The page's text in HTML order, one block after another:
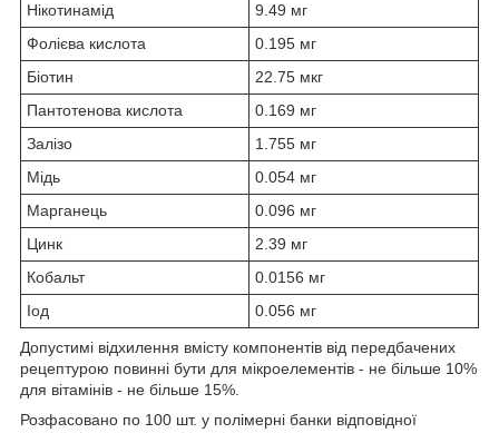
Нікотинамід
9.49 мг
Фолієва кислота
0.195 мг
Біотин
22.75 мкг
Пантотенова кислота
0.169 мг
Залізо
1.755 мг
Мідь
0.054 мг
Марганець
0.096 мг
Цинк
2.39 мг
Кобальт
0.0156 мг
Іод
0.056 мг
Допустимі відхилення вмісту компонентів від передбачених
рецептурою повинні бути для мікроелементів - не більше 10%
для вітамінів - не більше 15%.
Розфасовано по 100 шт. у полімерні банки відповідної